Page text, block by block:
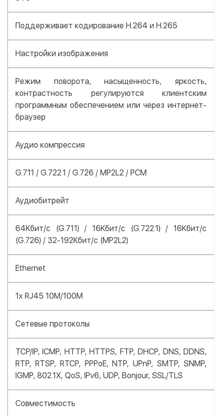
Поддерживает кодирование H.264 и H.265
Настройки изображения
Режим поворота, насыщенность, яркость,
контрастность регулируются клиентским
программным обеспечением или через интернет-
браузер
Аудио компрессия
G.711 / G.722.1 / G.726 / MP2L2 / PCM
Аудиобитрейт
64Kбит/с (G.711) / 16Kбит/с (G.722.1) / 16Kбит/с
(G.726) / 32-192Kбит/с (MP2L2)
Ethernet
1x RJ45 10M/100M
Сетевые протоколы
TCP/IP, ICMP, HTTP, HTTPS, FTP, DHCP, DNS, DDNS,
RTP, RTSP, RTCP, PPPoE, NTP, UPnP, SMTP, SNMP,
IGMP, 802.1X, QoS, IPv6, UDP, Bonjour, SSL/TLS
Совместимость